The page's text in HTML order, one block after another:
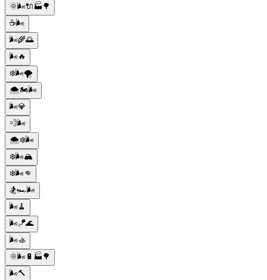
🌞🌬️🔌🏭🌳
☕️🌬️
🌬️🌾🌅
🌬️🔥
❄️🌬️🌪️
🌨️🏍️🌬️
🌬️💎
💨🌬️
🌨️❄️🌬️
❄️🌬️🏔️
❄️🌬️👊
🏂🏎️🌬️
🌬️🧹
🌬️🪁🌊
🌬️🚣
🌞🌬️🔋🏭🌳
🌬️🔨